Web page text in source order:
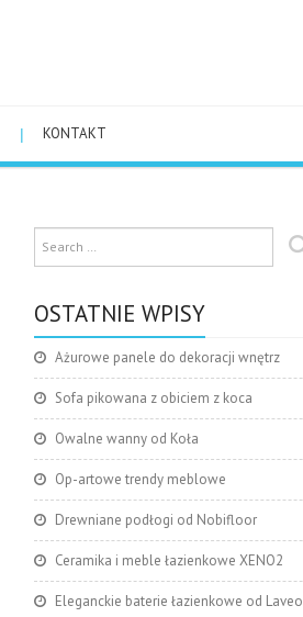
KONTAKT
OSTATNIE WPISY
Ażurowe panele do dekoracji wnętrz
Sofa pikowana z obiciem z koca
Owalne wanny od Koła
Op-artowe trendy meblowe
Drewniane podłogi od Nobifloor
Ceramika i meble łazienkowe XENO2
Eleganckie baterie łazienkowe od Laveo